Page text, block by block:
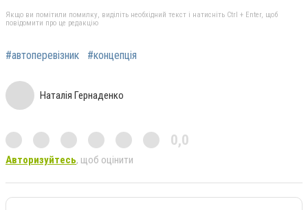
Якщо ви помітили помилку, виділіть необхідний текст і натисніть Ctrl + Enter, щоб
повідомити про це редакцію
#автоперевізник #концепція
Наталія Гернаденко
0,0
Авторизуйтесь, щоб оцінити